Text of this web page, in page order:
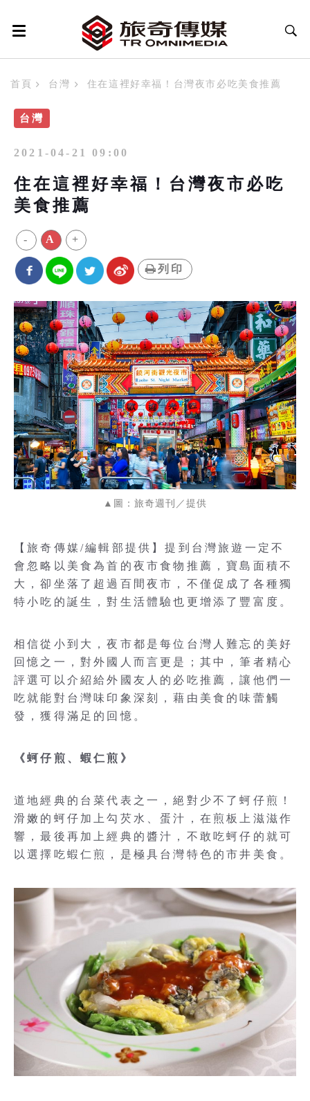
首頁 台灣 住在這裡好幸福！台灣夜市必吃美食推薦
台灣
2021-04-21 09:00
住在這裡好幸福！台灣夜市必吃
美食推薦
- A +
列印
▲圖：旅奇週刊／提供
【旅奇傳媒/編輯部提供】提到台灣旅遊一定不
會忽略以美食為首的夜市食物推薦，寶島面積不
大，卻坐落了超過百間夜市，不僅促成了各種獨
特小吃的誕生，對生活體驗也更增添了豐富度。
相信從小到大，夜市都是每位台灣人難忘的美好
回憶之一，對外國人而言更是；其中，筆者精心
評選可以介紹給外國友人的必吃推薦，讓他們一
吃就能對台灣味印象深刻，藉由美食的味蕾觸
發，獲得滿足的回憶。
《蚵仔煎、蝦仁煎》
道地經典的台菜代表之一，絕對少不了蚵仔煎！
滑嫩的蚵仔加上勾芡水、蛋汁，在煎板上滋滋作
響，最後再加上經典的醬汁，不敢吃蚵仔的就可
以選擇吃蝦仁煎，是極具台灣特色的市井美食。